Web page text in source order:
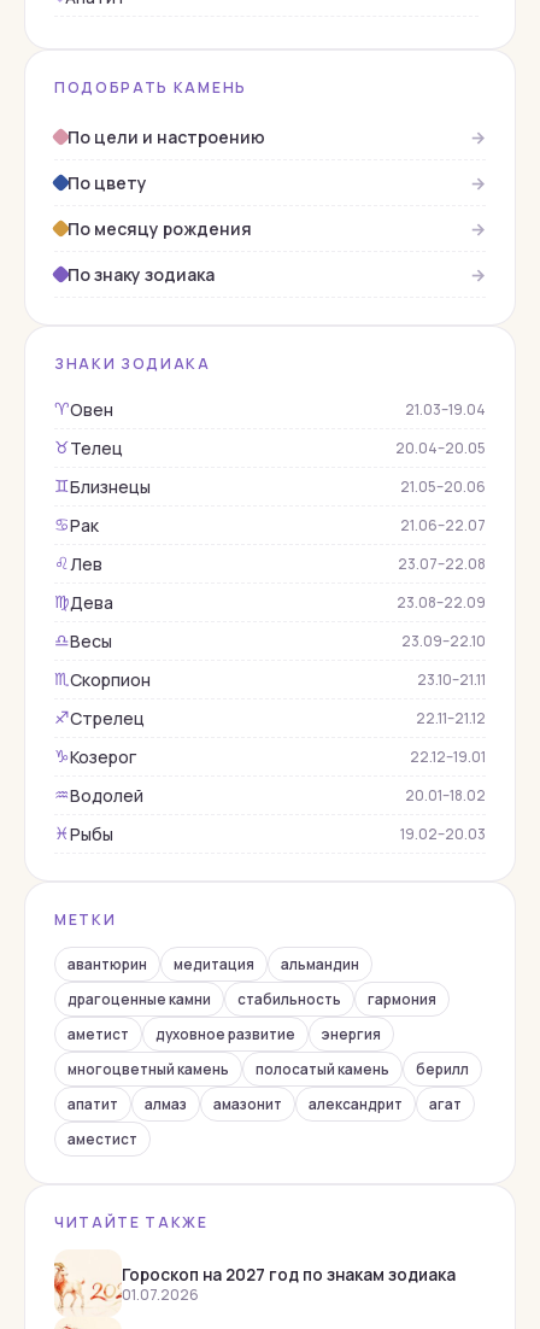
Гагат
Гелиодор
Гелиотроп
Гематит
Гороскопы
Гранат
Демантоид
Жадеит
Жемчуг
Змеевик
Изумруд
Кварц
Коралл
Корунд
Кошачий глаз
Лабрадор
Лунный камень
Малахит
Нефрит
Обсидиан
Оникс
Опал
Перидот
Раухтопаз
Родолит
Родонит
ПОДОБРАТЬ КАМЕНЬ
По цели и настроению
→
По цвету
→
По месяцу рождения
→
По знаку зодиака
→
ЗНАКИ ЗОДИАКА
♈︎Овен 21.03–19.04
♉︎Телец 20.04–20.05
♊︎Близнецы 21.05–20.06
♋︎Рак 21.06–22.07
♌︎Лев 23.07–22.08
♍︎Дева 23.08–22.09
♎︎Весы 23.09–22.10
♏︎Скорпион 23.10–21.11
♐︎Стрелец 22.11–21.12
♑︎Козерог 22.12–19.01
♒︎Водолей 20.01–18.02
♓︎Рыбы 19.02–20.03
МЕТКИ
авантюрин медитация
альмандин
драгоценные камни
стабильность
гармония
аметист
духовное развитие
энергия
многоцветный камень
полосатый камень
берилл
апатит
алмаз амазонит александрит
агат
аместист
ЧИТАЙТЕ ТАКЖЕ
Гороскоп на 2027 год по знакам зодиака
01.07.2026